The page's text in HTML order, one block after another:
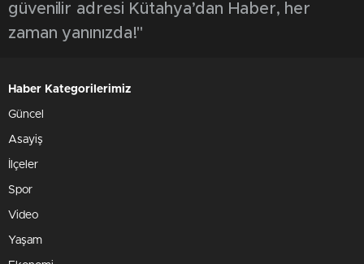
güvenilir adresi Kütahya’dan Haber, her
zaman yanınızda!"
Haber Kategorilerimiz
Güncel
Asayiş
İlçeler
Spor
Video
Yaşam